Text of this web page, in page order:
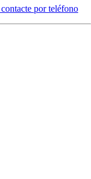
por teléfono